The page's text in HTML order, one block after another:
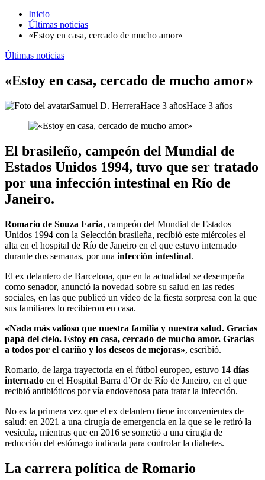
Inicio
Últimas noticias
«Estoy en casa, cercado de mucho amor»
Últimas noticias
«Estoy en casa, cercado de mucho amor»
Samuel D. HerreraHace 3 añosHace 3 años
El brasileño, campeón del Mundial de
Estados Unidos 1994, tuvo que ser tratado
por una infección intestinal en Río de
Janeiro.
Romario de Souza Faria, campeón del Mundial de Estados
Unidos 1994 con la Selección brasileña, recibió este miércoles el
alta en el hospital de Río de Janeiro en el que estuvo internado
durante dos semanas, por una infección intestinal.
El ex delantero de Barcelona, que en la actualidad se desempeña
como senador, anunció la novedad sobre su salud en las redes
sociales, en las que publicó un vídeo de la fiesta sorpresa con la que
sus familiares lo recibieron en casa.
«Nada más valioso que nuestra familia y nuestra salud. Gracias
papá del cielo. Estoy en casa, cercado de mucho amor. Gracias
a todos por el cariño y los deseos de mejoras», escribió.
Romario, de larga trayectoria en el fútbol europeo, estuvo 14 días
internado en el Hospital Barra d’Or de Río de Janeiro, en el que
recibió antibióticos por vía endovenosa para tratar la infección.
No es la primera vez que el ex delantero tiene inconvenientes de
salud: en 2021 a una cirugía de emergencia en la que se le retiró la
vesícula, mientras que en 2016 se sometió a una cirugía de
reducción del estómago indicada para controlar la diabetes.
La carrera política de Romario